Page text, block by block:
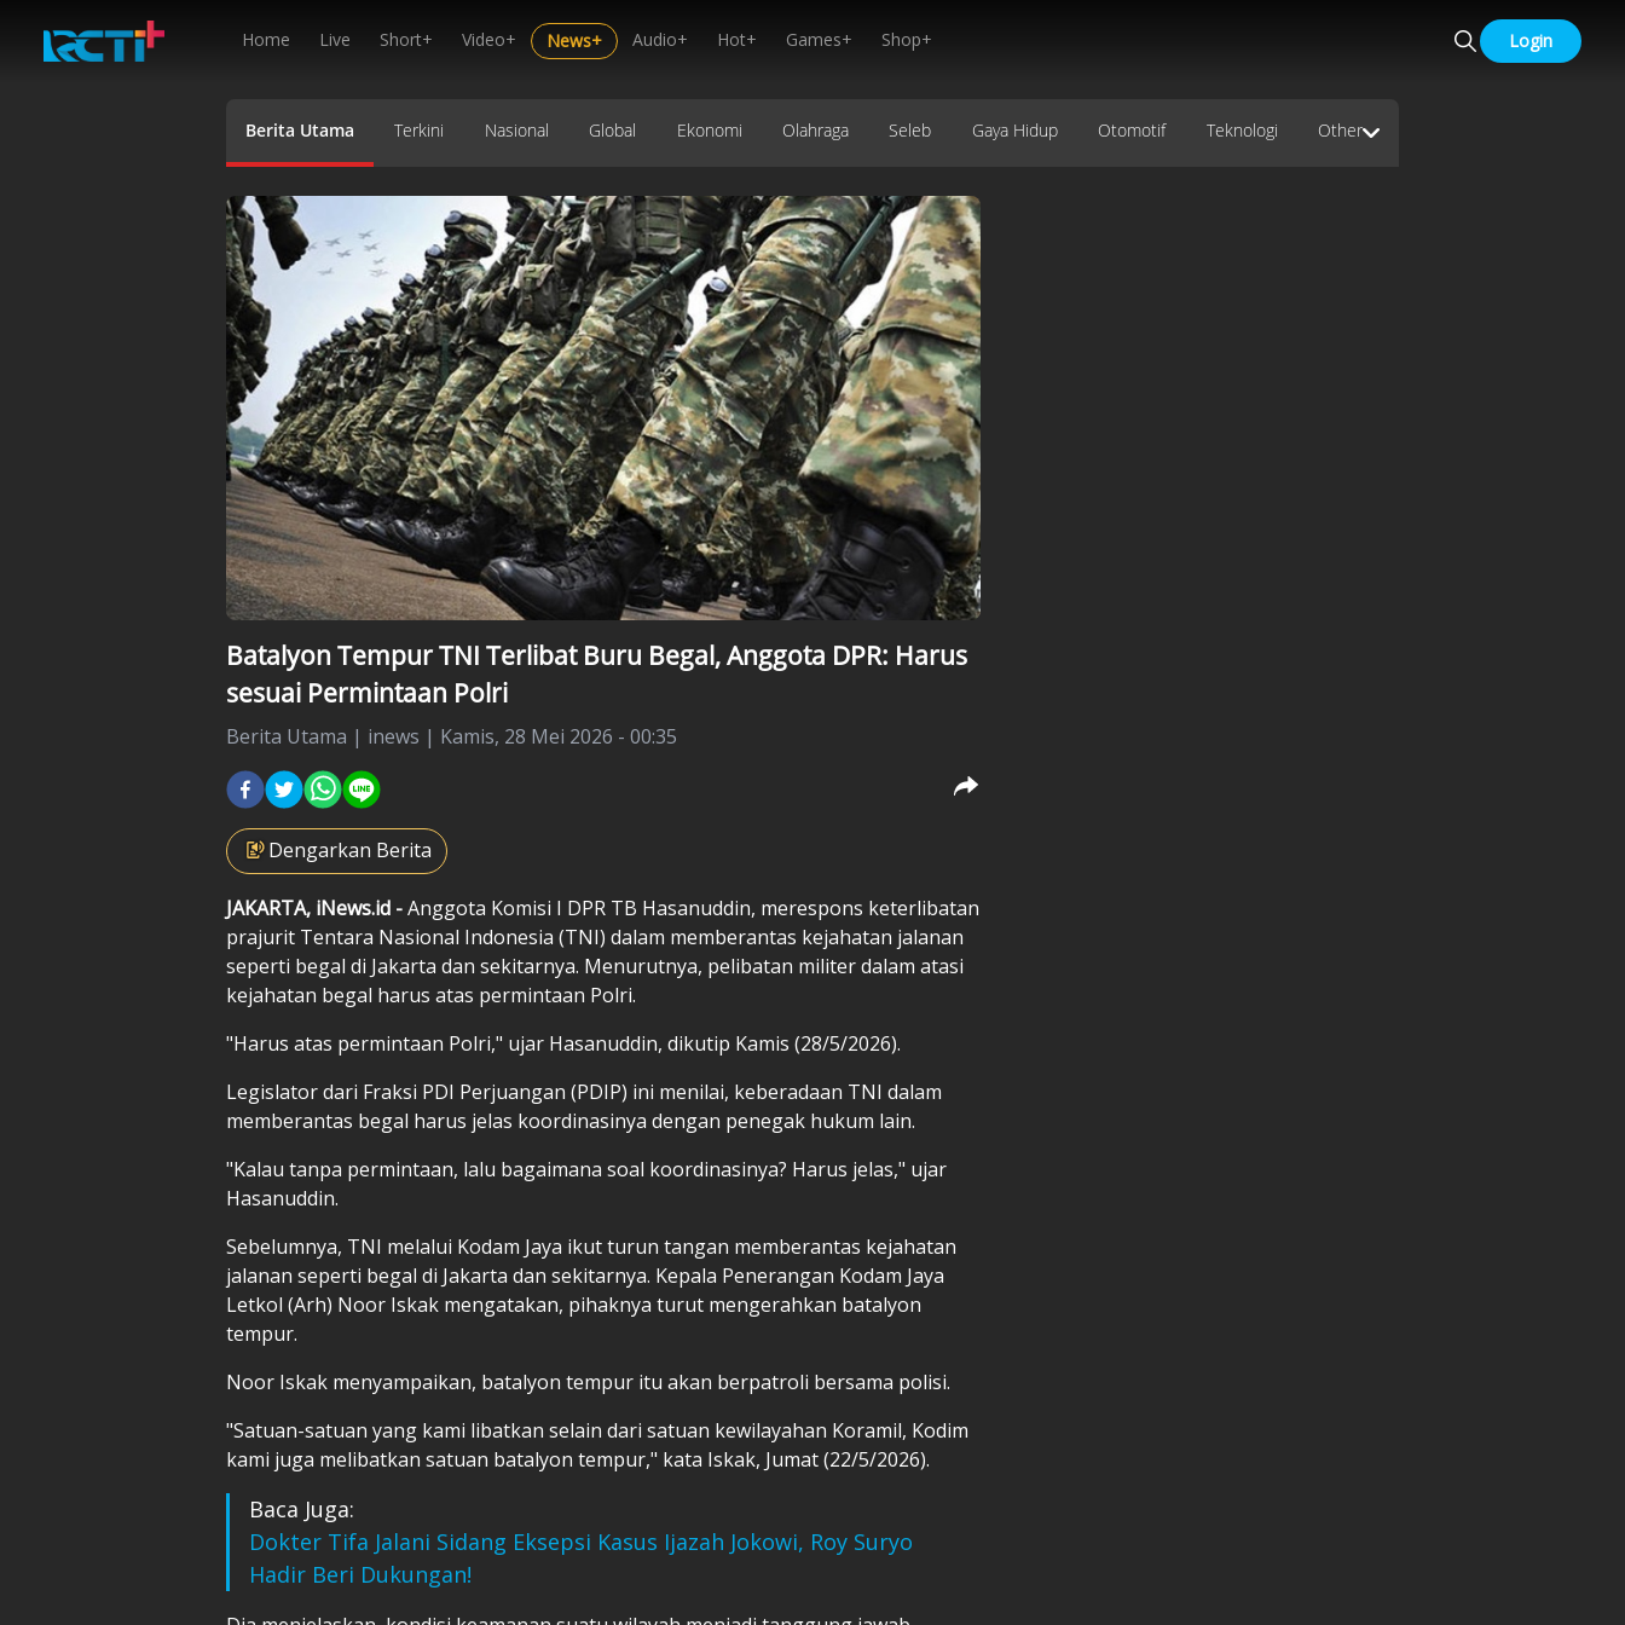
Home Live Short+ Video+ News+ Audio+ Hot+ Games+ Shop+ Login
Berita Utama Terkini Nasional Global Ekonomi Olahraga Seleb Gaya Hidup Otomotif Teknologi Other
Batalyon Tempur TNI Terlibat Buru Begal, Anggota DPR: Harus
sesuai Permintaan Polri
Berita Utama | inews | Kamis, 28 Mei 2026 - 00:35
Dengarkan Berita
JAKARTA, iNews.id -Anggota Komisi I DPR TB Hasanuddin, merespons keterlibatan
prajurit Tentara Nasional Indonesia (TNI) dalam memberantas kejahatan jalanan
seperti begal di Jakarta dan sekitarnya. Menurutnya, pelibatan militer dalam atasi
kejahatan begal harus atas permintaan Polri.
"Harus atas permintaan Polri," ujar Hasanuddin, dikutip Kamis (28/5/2026).
Legislator dari Fraksi PDI Perjuangan (PDIP) ini menilai, keberadaan TNI dalam
memberantas begal harus jelas koordinasinya dengan penegak hukum lain.
"Kalau tanpa permintaan, lalu bagaimana soal koordinasinya? Harus jelas," ujar
Hasanuddin.
Sebelumnya, TNI melalui Kodam Jaya ikut turun tangan memberantas kejahatan
jalanan seperti begal di Jakarta dan sekitarnya. Kepala Penerangan Kodam Jaya
Letkol (Arh) Noor Iskak mengatakan, pihaknya turut mengerahkan batalyon
tempur.
Noor Iskak menyampaikan, batalyon tempur itu akan berpatroli bersama polisi.
"Satuan-satuan yang kami libatkan selain dari satuan kewilayahan Koramil, Kodim
kami juga melibatkan satuan batalyon tempur," kata Iskak, Jumat (22/5/2026).
Baca Juga:
Dokter Tifa Jalani Sidang Eksepsi Kasus Ijazah Jokowi, Roy Suryo
Hadir Beri Dukungan!